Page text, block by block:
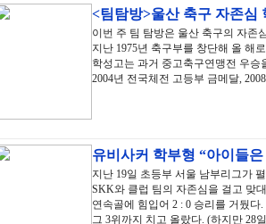
<팀탐방>울산 축구 자존심
이번 주 팀 탐방은 울산 축구의 자존
지난 1975년 축구부를 창단해 올 해
학성고는 과거 중고축구연맹전 우
2004년 전국체전 고등부 금메달,
유비사커 학부형 “아이들
지난 19일 초등부 서울 남부리그가
SKK와 클럽 팀의 자존심을 걸고 맞
연속골에 힘입어 2 : 0 승리를 거뒀
그 3위까지 치고 올랐다. (하지만 28